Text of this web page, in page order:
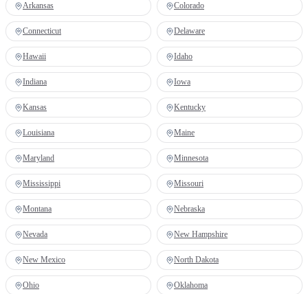
Arkansas Colorado
Connecticut Delaware
Hawaii Idaho
Indiana Iowa
Kansas Kentucky
Louisiana Maine
Maryland Minnesota
Mississippi Missouri
Montana Nebraska
Nevada New Hampshire
New Mexico North Dakota
Ohio Oklahoma